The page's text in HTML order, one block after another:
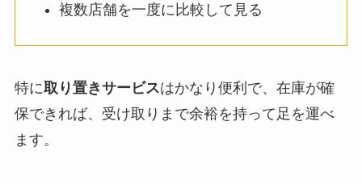
複数店舗を一度に比較して見る
特に取り置きサービスはかなり便利で、在庫が確
保できれば、受け取りまで余裕を持って足を運べ
ます。